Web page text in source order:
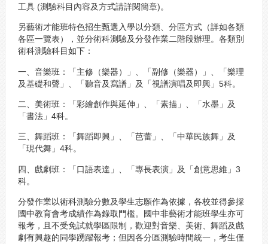
工具 (測驗科目內容及方式請詳閱簡章)。
另藝術才能班特色招生甄選入學以分類、分區方式（詳如各類
各區一覽表），並分術科測驗及分發作業二階段辦理。各類別
術科測驗科目如下：
一、音樂班：「主修（樂器）」、「副修（樂器）」、「樂理
及基礎和聲」、「聽音及寫譜」及「視譜演唱及即興」5科。
二、美術班：「彩繪創作與延伸」、「素描」、「水墨」及
「書法」4科。
三、舞蹈班：「舞蹈即興」、「芭蕾」、「中華民族舞」及
「現代舞」4科。
四、戲劇班：「口語表達」、「專長表演」及「創意思維」3
科。
分發作業以術科測驗分數及學生志願作為依據，各校並得參採
國中教育會考成績作為錄取門檻。國中非藝術才能班學生亦可
報考，且不受免試就學區限制，歡迎對音樂、美術、舞蹈及戲
劇有興趣的同學踴躍報考；但因各分區測驗時間統一，考生僅